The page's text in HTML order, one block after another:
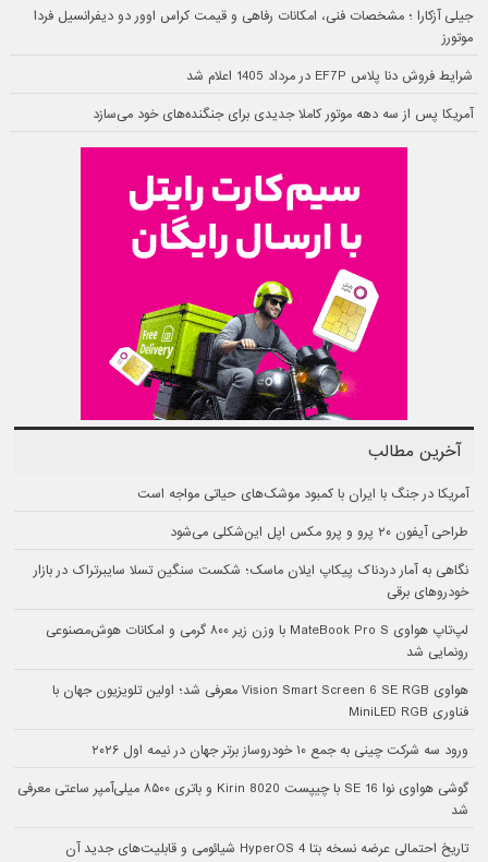
جیلی آزکارا ؛ مشخصات فنی، امکانات رفاهی و قیمت کراس اوور دو دیفرانسیل فردا
موتورز
شرایط فروش دنا پلاس EF7P در مرداد 1405 اعلام شد
آمریکا پس از سه دهه موتور کاملا جدیدی برای جنگنده‌های خود می‌سازد
آخرین مطالب
آمریکا در جنگ با ایران با کمبود موشک‌های حیاتی مواجه است
طراحی آیفون ۲۰ پرو و پرو مکس اپل این‌شکلی می‌شود
نگاهی به آمار دردناک پیکاپ ایلان ماسک؛ شکست سنگین تسلا سایبرتراک در بازار
خودروهای برقی
لپ‌تاپ هواوی MateBook Pro S با وزن زیر ۸۰۰ گرمی و امکانات هوش‌مصنوعی
رونمایی شد
هواوی Vision Smart Screen 6 SE RGB معرفی شد؛ اولین تلویزیون جهان با
فناوری MiniLED RGB
ورود سه شرکت چینی به جمع ۱۰ خودروساز برتر جهان در نیمه اول ۲۰۲۶
گوشی هواوی نوا 16 SE با چیپست Kirin 8020 و باتری ۸۵۰۰ میلی‌آمپر ساعتی معرفی
شد
تاریخ احتمالی عرضه نسخه بتا HyperOS 4 شیائومی و قابلیت‌های جدید آن